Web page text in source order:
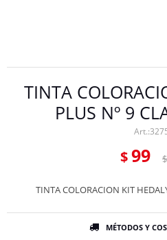
TINTA
PLUS Nº 9
$99 $
TINTA COLORACION KIT
MÉTODOS Y